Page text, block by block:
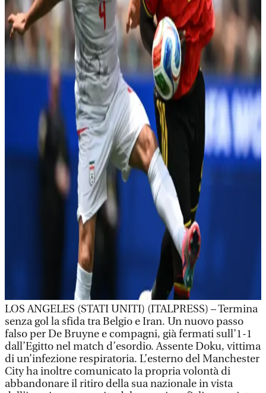
LOS ANGELES (STATI UNITI) (ITALPRESS) – Termina
senza gol la sfida tra Belgio e Iran. Un nuovo passo
falso per De Bruyne e compagni, già fermati sull’1-1
dall’Egitto nel match d’esordio. Assente Doku, vittima
di un’infezione respiratoria. L’esterno del Manchester
City ha inoltre comunicato la propria volontà di
abbandonare il ritiro della sua nazionale in vista